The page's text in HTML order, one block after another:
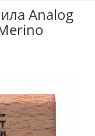
Analog